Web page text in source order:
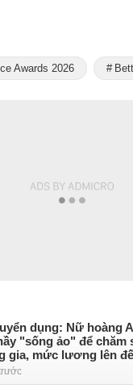
Awards 2026
dụng: Nữ hoàng
"sống ảo" để chăm
gia, mức lương lên